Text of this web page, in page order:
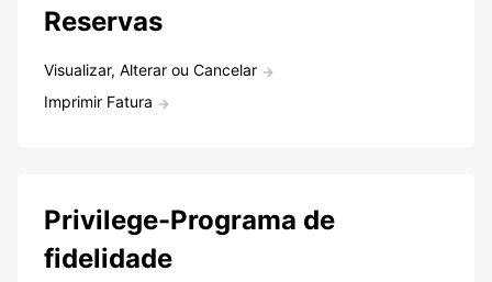
Reservas
Visualizar, Alterar ou Cancelar
Imprimir Fatura
Privilege-Programa de
fidelidade